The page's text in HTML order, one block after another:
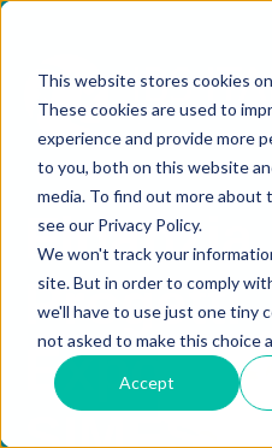
This website stores cookies
These cookies are used to
experience and provide more
to you, both on this website
media. To find out more about
see our Privacy Policy.
We won't track your
site. But in order to comply
we'll have to use just one tiny
not asked to make this choice
Accept
Progetti
Export